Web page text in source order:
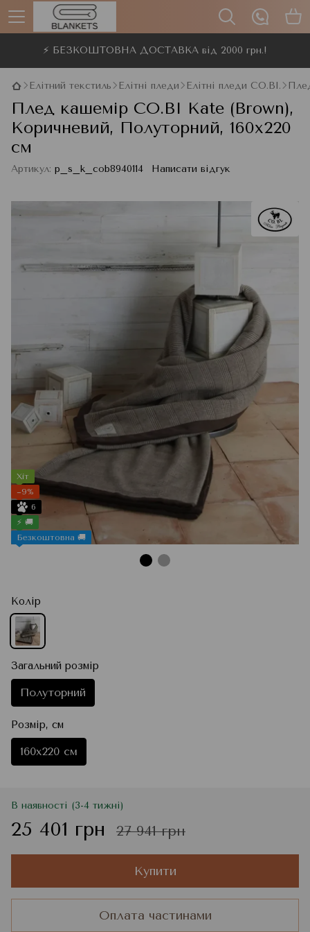
⚡ БЕЗКОШТОВНА ДОСТАВКА від 2000 грн.!
Елітний текстиль Елітні пледи Елітні пледи CO.BI.
Плед кашемір CO.BI Kate (Brown),
Коричневий, Полуторний, 160x220
см
Артикул: p_s_k_cob8940114 Написати відгук
Хіт
−9%
6
⚡ 🚚
Безкоштовна 🚚
Колір
Загальний розмір
Полуторний
Розмір, см
160x220 см
В наявності (3-4 тижні)
25 401 грн 27 941 грн
Купити
Оплата частинами